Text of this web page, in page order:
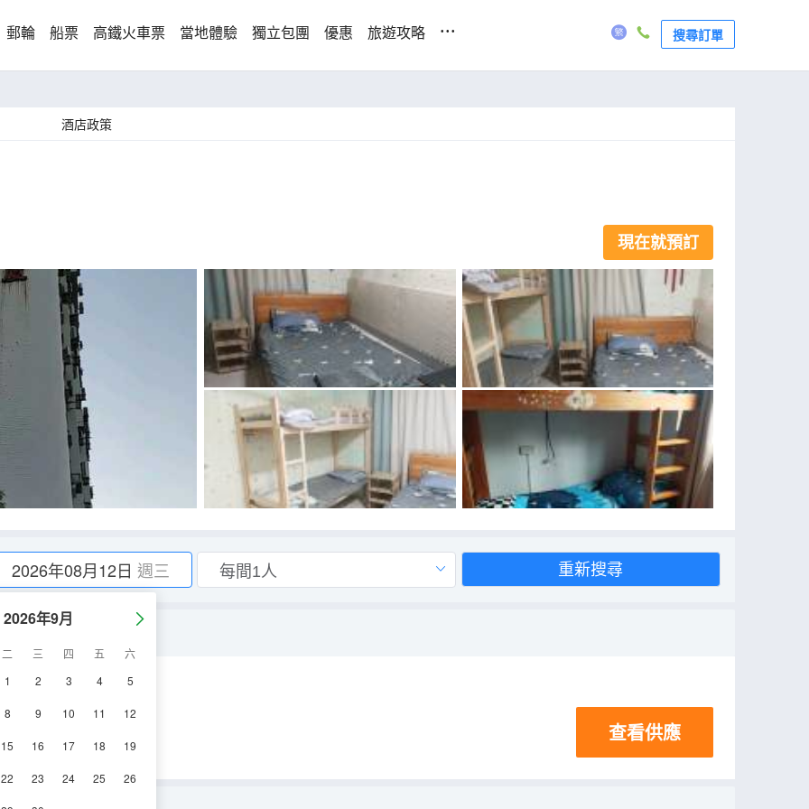
郵輪 船票 高鐵火車票 當地體驗 獨立包團 優惠 旅遊攻略 ... 搜尋訂單
酒店政策
現在就預訂
2026年08月12日 週三
2026年9月
二 三 四 五
六
1
2 3 4 5
8 9 10 11 12
15 16 17 18 19
22 23 24 25 26
重新搜尋
查看供應